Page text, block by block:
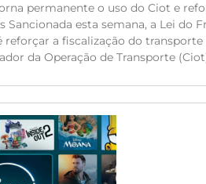
permanente o uso do Ciot e
Sancionada esta semana, a Lei do
reforçar a fiscalização do
da Operação de Transporte